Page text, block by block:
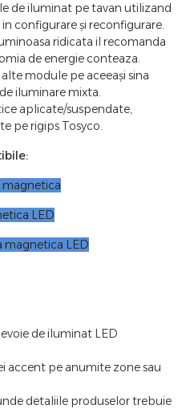
de iluminat pe tavan utilizand
configurare și reconfigurare.
ridicata il recomanda
de energie conteaza.
module pe aceeași sina
iluminare mixta.
aplicate/suspendate,
pe rigips Tosyco.
magnetica
LED
magnetica LED
de iluminat LED
accent pe anumite zone sau
detaliile produselor trebuie